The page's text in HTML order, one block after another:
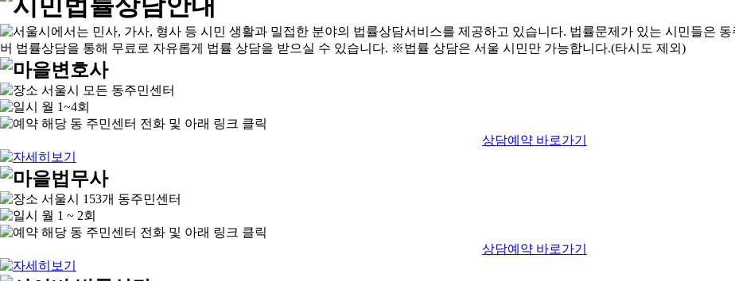
서울시 모든 동주민센터
월 1~4회
해당 동 주민센터 전화 및 아래 링크 클릭
상담예약 바로가기
서울시 153개 동주민센터
월 1 ~ 2회
해당 동 주민센터 전화 및 아래 링크 클릭
상담예약 바로가기